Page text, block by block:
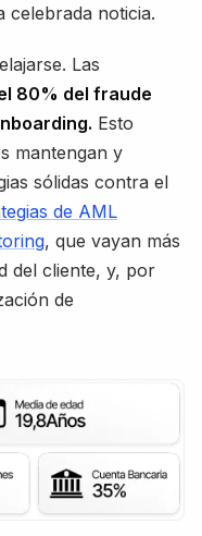
celebrada noticia.
Las
80% del fraude
Esto
mantengan y
sólidas contra el
de AML
, que vayan más
del cliente, y, por
de